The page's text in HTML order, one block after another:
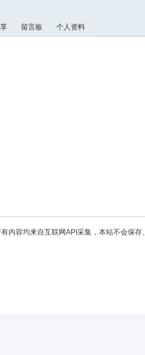
留言板 个人资料
内容均来自互联网API采集，本站不会保